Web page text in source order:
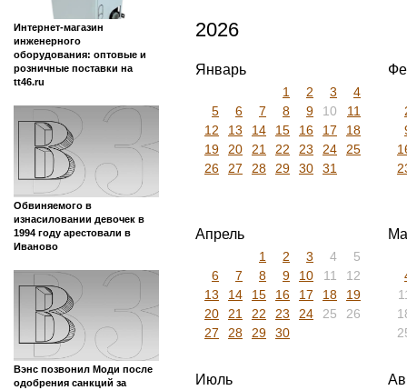
Интернет-магазин
инженерного
оборудования: оптовые и
розничные поставки на
tt46.ru
Обвиняемого в
изнасиловании девочек в
1994 году арестовали в
Иваново
Вэнс позвонил Моди после
одобрения санкций за
2026
Январь
1 2 3
4
5
6 7 8 9 10
11
12
13 14 15 16 17
18
19
20 21 22 23 24
25
26
27 28 29 30 31
Апрель
1 2 3 4
5
6
7 8 9 10 11
12
13
14 15 16 17 18
19
20
21 22 23 24 25
26
27
28 29 30
Июль